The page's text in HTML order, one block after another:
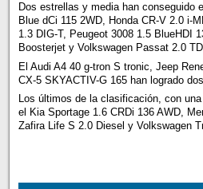
Dos estrellas y media han conseguido
Blue dCi 115 2WD, Honda CR-V 2.0 i-
1.3 DIG-T, Peugeot 3008 1.5 BlueHDI
Boosterjet y Volkswagen Passat 2.0
El Audi A4 40 g-tron S tronic, Jeep
CX-5 SKYACTIV-G 165 han logrado
Los últimos de la clasificación, con
el Kia Sportage 1.6 CRDi 136 AWD,
Zafira Life S 2.0 Diesel y Volkswagen